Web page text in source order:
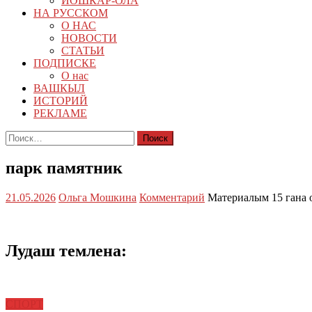
НА РУССКОМ
О НАС
НОВОСТИ
СТАТЬИ
ПОДПИСКЕ
О нас
ВАШКЫЛ
ИСТОРИЙ
РЕКЛАМЕ
Найти:
парк памятник
21.05.2026 Ольга Мошкина Комментарий Материалым 15 гана
Лудаш темлена: